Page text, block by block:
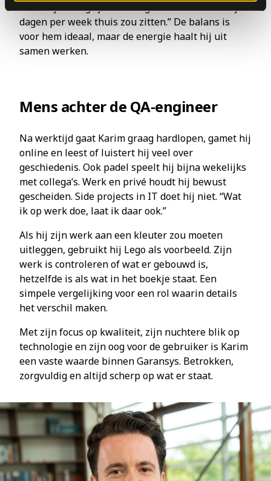
vindt hij belangrijk. “Ik zou gek worden als ik vijf
dagen per week thuis zou zitten.” De balans is
voor hem ideaal, maar de energie haalt hij uit
samen werken.
Mens achter de QA-engineer
Na werktijd gaat Karim graag hardlopen, gamet hij
online en leest of luistert hij veel over
geschiedenis. Ook padel speelt hij bijna wekelijks
met collega’s. Werk en privé houdt hij bewust
gescheiden. Side projects in IT doet hij niet. “Wat
ik op werk doe, laat ik daar ook.”
Als hij zijn werk aan een kleuter zou moeten
uitleggen, gebruikt hij Lego als voorbeeld. Zijn
werk is controleren of wat er gebouwd is,
hetzelfde is als wat in het boekje staat. Een
simpele vergelijking voor een rol waarin details
het verschil maken.
Met zijn focus op kwaliteit, zijn nuchtere blik op
technologie en zijn oog voor de gebruiker is Karim
een vaste waarde binnen Garansys. Betrokken,
zorgvuldig en altijd scherp op wat er staat.